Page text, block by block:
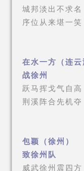
城邦淡出不求
序位从来堪一笑
在水一方（连云
战徐州
跃马挥戈气自高
荆溪阵合先机夺
包颖（徐州）
致徐州队
威武徐州震四方